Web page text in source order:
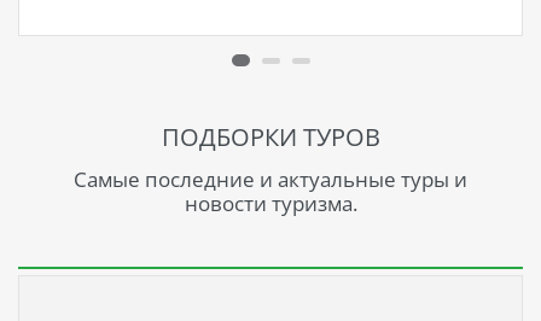
ПОДБОРКИ ТУРОВ
Самые последние и актуальные туры и
новости туризма.